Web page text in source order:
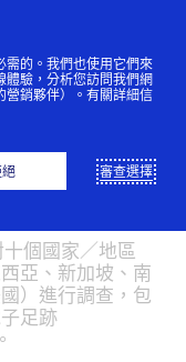
指數
的商業銀行市場
進行的「2014
個國家／地區
亞、新加坡、南
）進行調查，包
足跡
需的。我們也使用它們來
體驗，分析您訪問我們網
營銷夥伴）。有關詳細信
審查選擇